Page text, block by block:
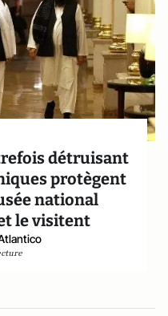
détruisant
protègent
national
le visitent